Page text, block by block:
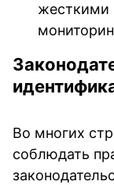
жесткими
Во многих
соблюдать